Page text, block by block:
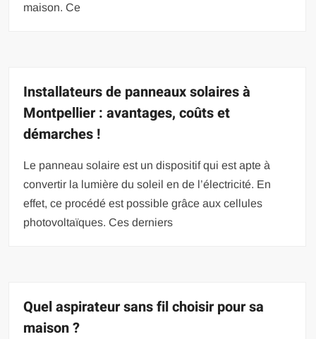
maison. Ce
Installateurs de panneaux solaires à
Montpellier : avantages, coûts et
démarches !
Le panneau solaire est un dispositif qui est apte à
convertir la lumière du soleil en de l’électricité. En
effet, ce procédé est possible grâce aux cellules
photovoltaïques. Ces derniers
Quel aspirateur sans fil choisir pour sa
maison ?